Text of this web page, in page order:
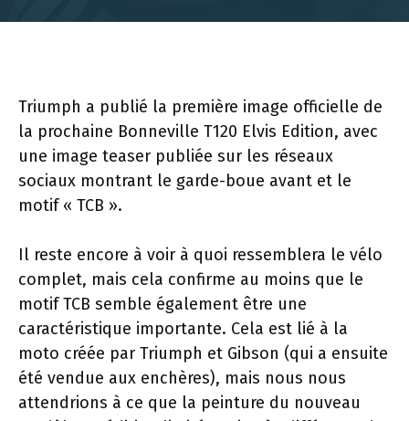
Triumph a publié la première image officielle de
la prochaine Bonneville T120 Elvis Edition, avec
une image teaser publiée sur les réseaux
sociaux montrant le garde-boue avant et le
motif « TCB ».
Il reste encore à voir à quoi ressemblera le vélo
complet, mais cela confirme au moins que le
motif TCB semble également être une
caractéristique importante. Cela est lié à la
moto créée par Triumph et Gibson (qui a ensuite
été vendue aux enchères), mais nous nous
attendrions à ce que la peinture du nouveau